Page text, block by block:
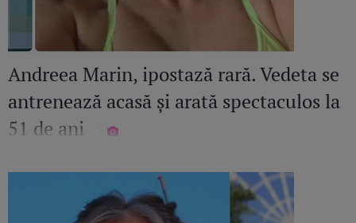
Andreea Marin, ipostază rară. Vedeta se
antrenează acasă și arată spectaculos la
51 de ani